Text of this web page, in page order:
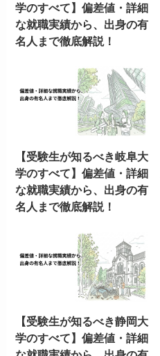
学のすべて】偏差値・詳細
な就職実績から、出身の有
名人まで徹底解説！
【受験生が知るべき岐阜大
学のすべて】偏差値・詳細
な就職実績から、出身の有
名人まで徹底解説！
【受験生が知るべき静岡大
学のすべて】偏差値・詳細